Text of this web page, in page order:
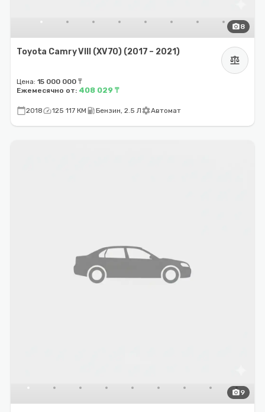
photo_camera8
Toyota Camry VIII (XV70) (2017 – 2021)
balance
Цена: 15 000 000 ₸
Ежемесячно от: 408 029 ₸
calendar_today2018speed125 117 КМ local_gas_stationБензин, 2.5 ЛsettingsАвтомат
photo_camera9